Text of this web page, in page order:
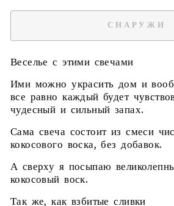
СНАРУЖИ
Веселье с этими свечами
Ими можно украсить дом и
все равно каждый будет
чудесный и сильный запах.
Сама свеча состоит из смеси
кокосового воска, без добавок.
А сверху я посыпаю
кокосовый воск.
Так же, как взбитые сливки